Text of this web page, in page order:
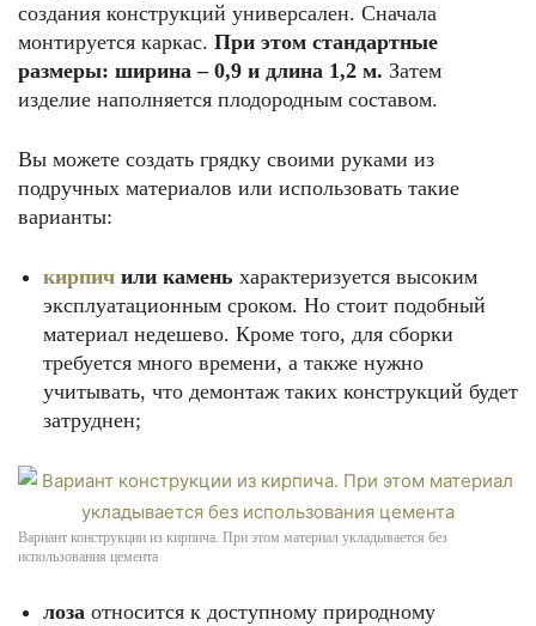
создания конструкций универсален. Сначала
монтируется каркас. При этом стандартные
размеры: ширина – 0,9 и длина 1,2 м. Затем
изделие наполняется плодородным составом.
Вы можете создать грядку своими руками из
подручных материалов или использовать такие
варианты:
кирпич или камень характеризуется высоким
эксплуатационным сроком. Но стоит подобный
материал недешево. Кроме того, для сборки
требуется много времени, а также нужно
учитывать, что демонтаж таких конструкций будет
затруднен;
Вариант конструкции из кирпича. При этом материал укладывается без
использования цемента
лоза относится к доступному природному